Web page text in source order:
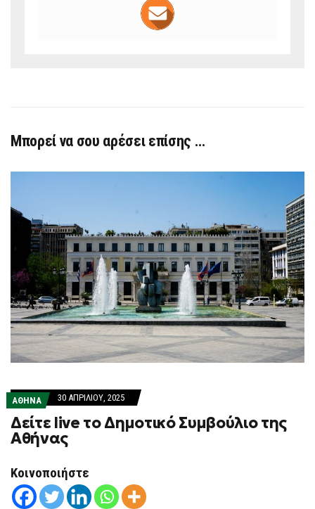
Μπορεί να σου αρέσει επίσης …
ΑΘΗΝΑ 30 ΑΠΡΙΛΊΟΥ, 2025
Δείτε live το Δημοτικό Συμβούλιο της
Αθήνας
Κοινοποιήστε